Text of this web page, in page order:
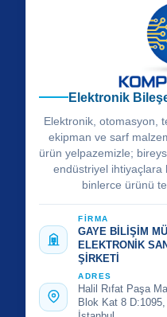
Elektronik
Elektronik, otomasyon,
ekipman ve sarf
ürün yelpazemizle;
endüstriyel ihtiyaçlara
binlerce ürünü
FİRMA
GAYE BİLİŞİM
ELEKTRONİK
ŞİRKETİ
ADRES
Halil Rıfat Paşa
Blok Kat 8